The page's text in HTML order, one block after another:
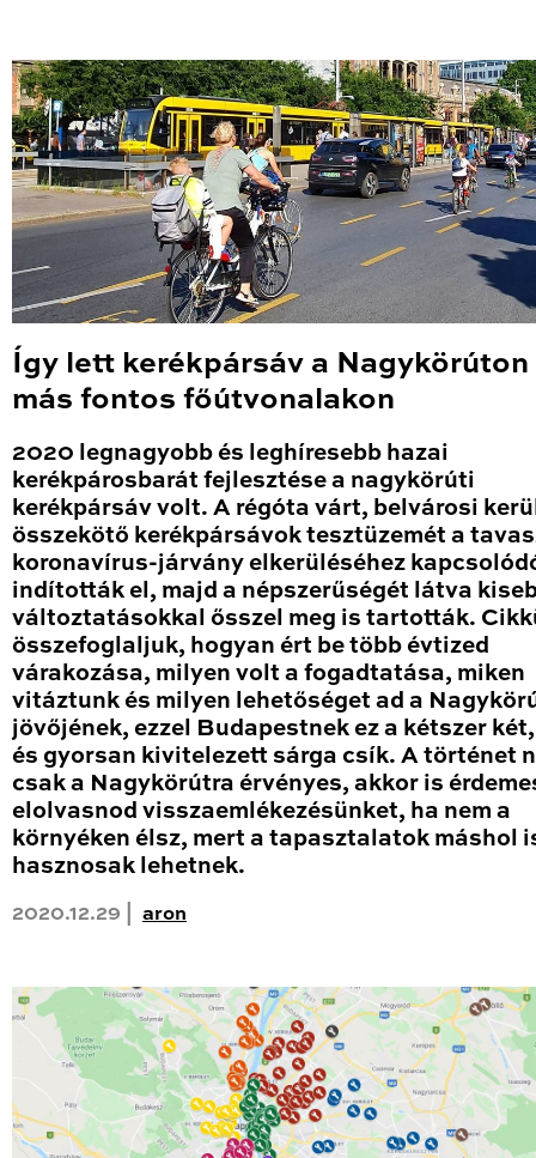
Így lett kerékpársáv a Nagykörúton
más fontos főútvonalakon
2020 legnagyobb és leghíresebb hazai
kerékpárosbarát fejlesztése a nagykörúti
kerékpársáv volt. A régóta várt, belvárosi
összekötő kerékpársávok tesztüzemét a
koronavírus-járvány elkerüléséhez
indították el, majd a népszerűségét látva
változtatásokkal ősszel meg is tartották.
összefoglaljuk, hogyan ért be több évtized
várakozása, milyen volt a fogadtatása, miken
vitáztunk és milyen lehetőséget ad a
jövőjének, ezzel Budapestnek ez a kétszer
és gyorsan kivitelezett sárga csík. A történet
csak a Nagykörútra érvényes, akkor is
elolvasnod visszaemlékezésünket, ha nem a
környéken élsz, mert a tapasztalatok máshol
hasznosak lehetnek.
2020.12.29 | aron